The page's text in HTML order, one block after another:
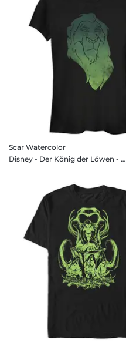
Scar Watercolor
Disney - Der König der Löwen - Scar Watercolor - Frauen T-Shirt